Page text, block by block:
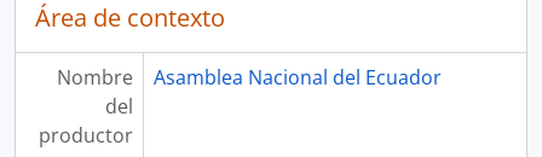
Área de contexto
Nombre
del
productor
Asamblea Nacional del Ecuador